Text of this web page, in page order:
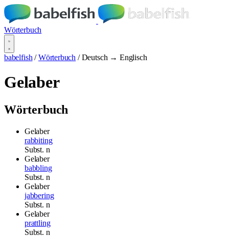
Wörterbuch
babelfish / Wörterbuch / Deutsch → Englisch
Gelaber
Wörterbuch
Gelaber
rabbiting
Subst. n
Gelaber
babbling
Subst. n
Gelaber
jabbering
Subst. n
Gelaber
prattling
Subst. n